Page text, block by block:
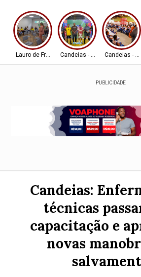
Lauro de Freitas Candeias - BA Candeias - BA
PUBLICIDADE
Candeias:
técnicas
capacitação e
novas